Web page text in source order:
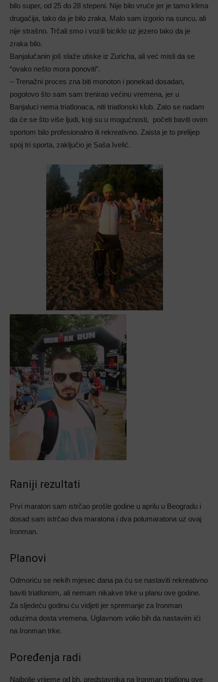
bilo super, od 25 do 28 stepeni. Nije bilo vruće jer je tamo klima
drugačija, tako da je bilo zraka. Malo sam izgorio na suncu, ali
nije strašno. Trčali smo i vozili biciklo uz jezero tako da je
zraka bilo.
Banjalučanin još slaže utiske iz Zuricha, ali već misli da se
“ovako nešto mora ponoviti”.
– Trenažni proces zna biti monoton i ponekad dosadan,
pogotovo što sam sam trenirao većinu vremena, jer u
Banjaluci nema triatlonaca, niti triatlonski klub. Zato se nadam
da će se što više ljudi, koji su u mogućnosti, početi baviti ovim
sportom bilo profesionalno ili rekreativno. Zaista je to prelijep
spoj tri sporta, zaključio je Saša Ivelić.
Raniji rezultati
Prvi maraton sam istrčao prošle godine u aprilu u Beogradu i
dosad sam istrčao dva maratona i dva polumaratona uz ovaj
Ironman.
Planovi
Odmoriću se nekih mjesec dana pa ću se nastaviti rekreativno
baviti triatlonom, ali nemam nikakve trke u planu ove godine.
Za sljedeću godinu ću vidjeti jer spremanje za Ironman
oduzima dosta vremena. Uglavnom volio bih da nastavim ići
na Ironman trke.
Poređenja radi
Najbolje vrijeme od bh. predstavnika na Ironman triatlonu ove